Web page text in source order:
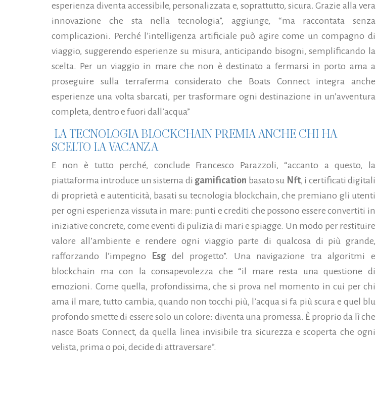
esperienza diventa accessibile, personalizzata e, soprattutto, sicura. Grazie alla vera
innovazione che sta nella tecnologia”, aggiunge, “ma raccontata senza
complicazioni. Perché l’intelligenza artificiale può agire come un compagno di
viaggio, suggerendo esperienze su misura, anticipando bisogni, semplificando la
scelta. Per un viaggio in mare che non è destinato a fermarsi in porto ama a
proseguire sulla terraferma considerato che Boats Connect integra anche
esperienze una volta sbarcati, per trasformare ogni destinazione in un’avventura
completa, dentro e fuori dall’acqua”
LA TECNOLOGIA BLOCKCHAIN PREMIA ANCHE CHI HA
SCELTO LA VACANZA
E non è tutto perché, conclude Francesco Parazzoli, “accanto a questo, la
piattaforma introduce un sistema di gamification basato su Nft, i certificati digitali
di proprietà e autenticità, basati su tecnologia blockchain, che premiano gli utenti
per ogni esperienza vissuta in mare: punti e crediti che possono essere convertiti in
iniziative concrete, come eventi di pulizia di mari e spiagge. Un modo per restituire
valore all’ambiente e rendere ogni viaggio parte di qualcosa di più grande,
rafforzando l’impegno
Esg del progetto”. Una navigazione tra algoritmi e
blockchain ma con la consapevolezza che “il mare resta una questione di
emozioni. Come quella, profondissima, che si prova nel momento in cui per chi
ama il mare, tutto cambia, quando non tocchi più, l’acqua si fa più scura e quel blu
profondo smette di essere solo un colore: diventa una promessa. È proprio da lì che
nasce Boats Connect, da quella linea invisibile tra sicurezza e scoperta che ogni
velista, prima o poi, decide di attraversare”.